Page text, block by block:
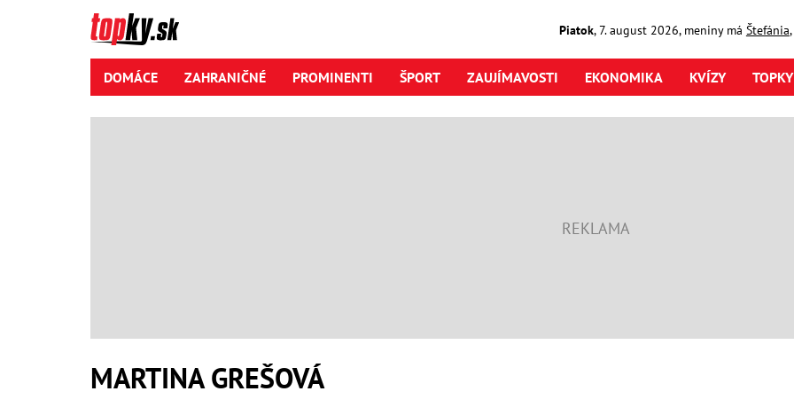
Piatok,7. august2026, meniny má Štefánia
DOMÁCE ZAHRANIČNÉ PROMINENTI ŠPORT ZAUJÍMAVOSTI EKONOMIKA KVÍZY
MARTINA GREŠOVÁ